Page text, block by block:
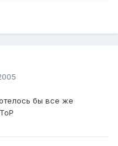
бы все же